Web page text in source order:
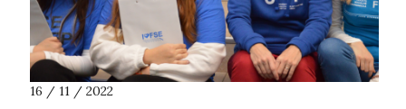
16 / 11 / 2022